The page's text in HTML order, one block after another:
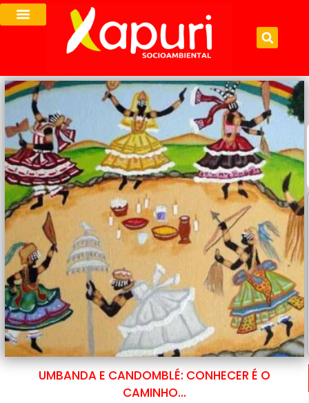
UMBANDA E CANDOMBLÉ: CONHECER É O
CAMINHO…